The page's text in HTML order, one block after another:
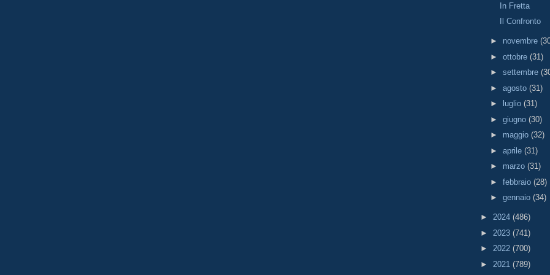
In Fretta
Il Confronto
► novembre
► ottobre (31)
► settembre
► agosto (31)
►
luglio (31)
► giugno (30)
► maggio (32)
► aprile (31)
► marzo (31)
► febbraio (28)
► gennaio (34)
► 2024 (486)
► 2023 (741)
► 2022 (700)
► 2021 (789)